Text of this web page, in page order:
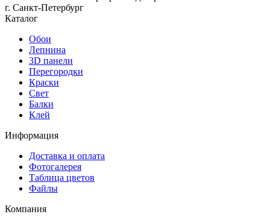
г. Санкт-Петербург
Каталог
Обои
Лепнина
3D панели
Перегородки
Краски
Свет
Балки
Клей
Информация
Доставка и оплата
Фотогалерея
Таблица цветов
Файлы
Компания